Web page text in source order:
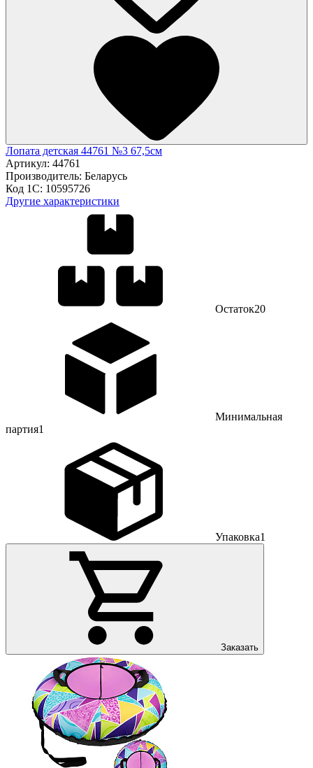
Лопата детская 44761 №3 67,5см
Артикул: 44761
Производитель: Беларусь
Код 1С: 10595726
Другие характеристики
Остаток20
Минимальная
партия1
Упаковка1
Заказать